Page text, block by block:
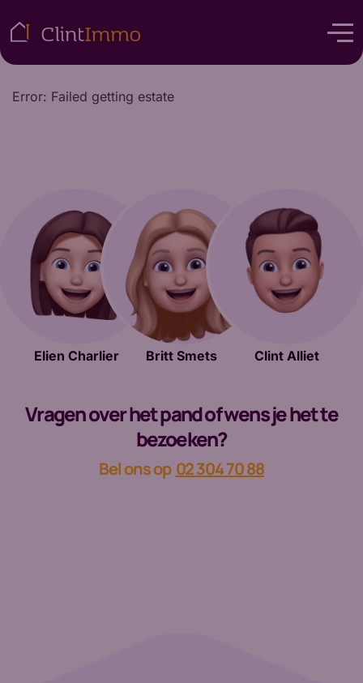
Error: Failed getting estate
Clint Alliet
Britt Smets
Elien Charlier
Vragen over het pand of wens je het te
bezoeken?
Bel ons op 02 304 70 88